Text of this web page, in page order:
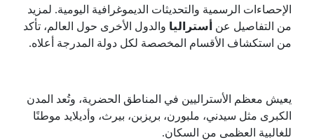
الإحصاءات الرسمية والتحديثات الديموغرافية اليومية. لمزيد
من التفاصيل عن
أستراليا والدول الأخرى حول العالم، تأكد
من استكشاف الأقسام المخصصة لكل دولة المدرجة أعلاه.
يعيش معظم الأستراليين في المناطق الحضرية، وتُعد المدن
الكبرى مثل سيدني، ملبورن، بريزبن، بيرث، وأديلايد موطنًا
للغالبية العظمى من السكان.